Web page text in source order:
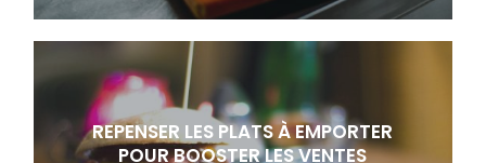
REPENSER LES PLATS À EMPORTER
POUR BOOSTER LES VENTES